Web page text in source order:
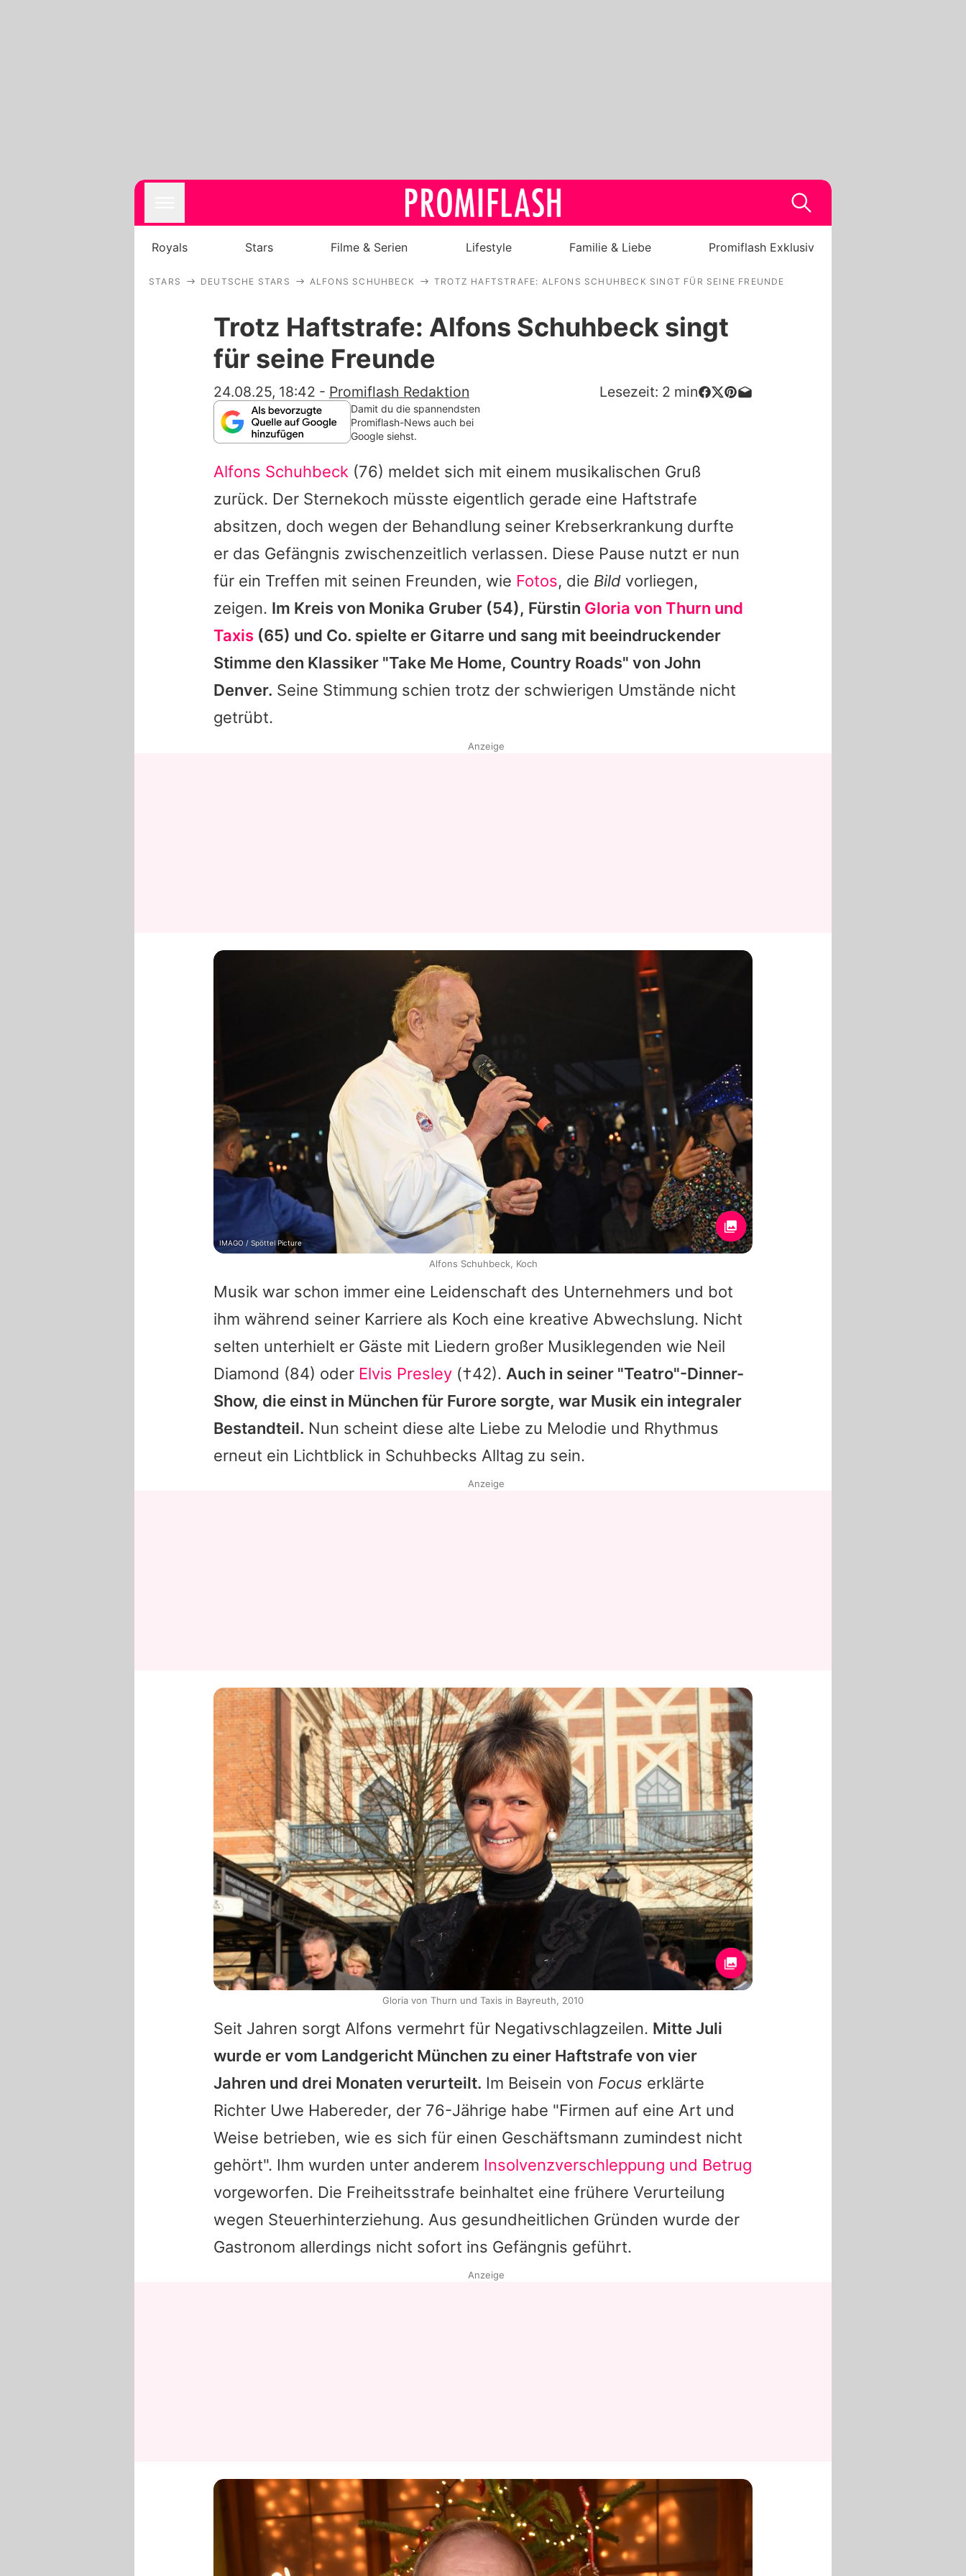
Royals
Familie & Liebe
App runterladen
Team
Redaktionelle Richtlinien
Impressum
Datenschutzerklärung
Nutzungsbedingungen
Royals Stars Filme & Serien Lifestyle Familie & Liebe Promiflash Exklusiv
STARS DEUTSCHE STARS ALFONS SCHUHBECK TROTZ HAFTSTRAFE: ALFONS SCHUHBECK SINGT FÜR SEINE FREUNDE
Trotz Haftstrafe: Alfons Schuhbeck singt
für seine Freunde
24.08.25, 18:42 - Promiflash Redaktion Lesezeit: 2 min
Damit du die spannendsten
Promiflash-News auch bei
Google siehst.
Alfons Schuhbeck (76) meldet sich mit einem musikalischen Gruß
zurück. Der Sternekoch müsste eigentlich gerade eine Haftstrafe
absitzen, doch wegen der Behandlung seiner Krebserkrankung durfte
er das Gefängnis zwischenzeitlich verlassen. Diese Pause nutzt er nun
für ein Treffen mit seinen Freunden, wie Fotos, die Bild vorliegen,
zeigen. Im Kreis von Monika Gruber (54), Fürstin Gloria von Thurn und
Taxis (65) und Co. spielte er Gitarre und sang mit beeindruckender
Stimme den Klassiker "Take Me Home, Country Roads" von John
Denver. Seine Stimmung schien trotz der schwierigen Umstände nicht
getrübt.
Musik war schon immer eine Leidenschaft des Unternehmers und bot
ihm während seiner Karriere als Koch eine kreative Abwechslung. Nicht
selten unterhielt er Gäste mit Liedern großer Musiklegenden wie Neil
Diamond (84) oder Elvis Presley (†42). Auch in seiner "Teatro"-Dinner-
Show, die einst in München für Furore sorgte, war Musik ein integraler
Bestandteil. Nun scheint diese alte Liebe zu Melodie und Rhythmus
erneut ein Lichtblick in Schuhbecks Alltag zu sein.
Seit Jahren sorgt Alfons vermehrt für Negativschlagzeilen. Mitte Juli
wurde er vom Landgericht München zu einer Haftstrafe von vier
Jahren und drei Monaten verurteilt. Im Beisein von Focus erklärte
Richter Uwe Habereder, der 76-Jährige habe "Firmen auf eine Art und
Weise betrieben, wie es sich für einen Geschäftsmann zumindest nicht
gehört". Ihm wurden unter anderem Insolvenzverschleppung und Betrug
vorgeworfen. Die Freiheitsstrafe beinhaltet eine frühere Verurteilung
wegen Steuerhinterziehung. Aus gesundheitlichen Gründen wurde der
Gastronom allerdings nicht sofort ins Gefängnis geführt.
Anzeige
IMAGO / Spöttel Picture
Alfons Schuhbeck, Koch
Anzeige
Gloria von Thurn und Taxis in Bayreuth, 2010
Anzeige